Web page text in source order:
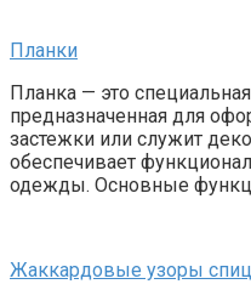
Планки
Планка — это
предназначенная для
застежки или служит
обеспечивает
одежды. Основные
Жаккардовые узоры